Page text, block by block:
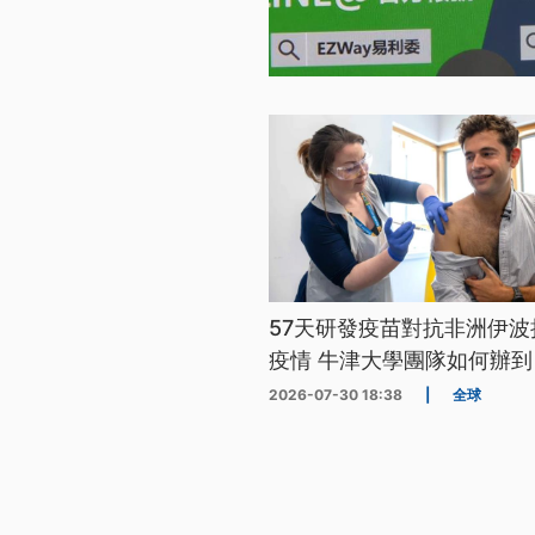
57天研發疫苗對抗非洲伊
疫情 牛津大學團隊如何辦
2026-07-30 18:38 全球